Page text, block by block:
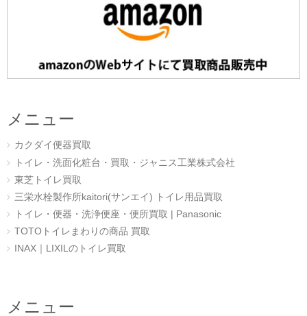
メニュー
カクダイ便器買取
トイレ・洗面化粧台・買取・ジャニス工業株式会社
東芝トイレ買取
三栄水栓製作所kaitori(サンエイ) トイレ用品買取
トイレ・便器・洗浄便座・便所買取 | Panasonic
TOTOトイレまわりの商品 買取
INAX｜LIXILのトイレ買取
メニュー